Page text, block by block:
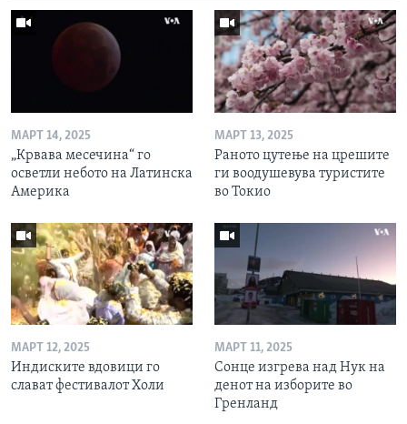
МАРТ 14, 2025
„Крвава месечина“ го
осветли небото на Латинска
Америка
МАРТ 13, 2025
Раното цутење на црешите
ги воодушевува туристите
во Токио
МАРТ 12, 2025
Индиските вдовици го
слават фестивалот Холи
МАРТ 11, 2025
Сонце изгрева над Нук на
денот на изборите во
Гренланд